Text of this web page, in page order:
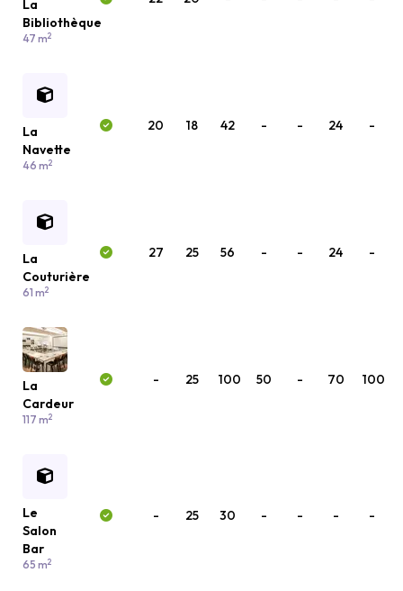
La
Bibliothèque
47 m2
La
Navette
46 m2
20 18 42 - - 24 -
La
Couturière
61 m2
27 25 56 - - 24 -
La
Cardeur
117 m2
- 25 100 50 - 70 100
Le
Salon
Bar
65 m2
- 25 30 - - - -